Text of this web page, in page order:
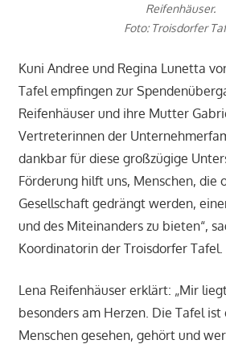
Reifenhäuser.
Foto: Troisdorfer
Kuni Andree und Regina Lunetta
Tafel empfingen zur
Reifenhäuser und ihre Mutter
Vertreterinnen der
dankbar für diese großzügige
Förderung hilft uns, Menschen, die
Gesellschaft gedrängt werden,
und des Miteinanders zu bieten“,
Koordinatorin der Troisdorfer Tafel.
Lena Reifenhäuser erklärt: „Mir
besonders am Herzen. Die Tafel
Menschen gesehen, gehört und